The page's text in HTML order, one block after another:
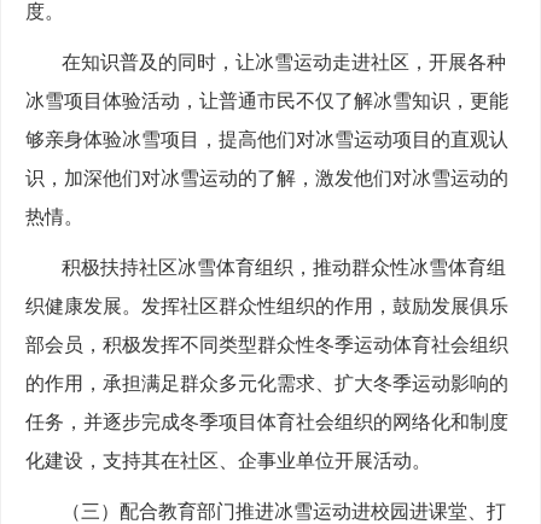
度。
在知识普及的同时，让冰雪运动走进社区，开展各种
冰雪项目体验活动，让普通市民不仅了解冰雪知识，更能
够亲身体验冰雪项目，提高他们对冰雪运动项目的直观认
识，加深他们对冰雪运动的了解，激发他们对冰雪运动的
热情。
积极扶持社区冰雪体育组织，推动群众性冰雪体育组
织健康发展。发挥社区群众性组织的作用，鼓励发展俱乐
部会员，积极发挥不同类型群众性冬季运动体育社会组织
的作用，承担满足群众多元化需求、扩大冬季运动影响的
任务，并逐步完成冬季项目体育社会组织的网络化和制度
化建设，支持其在社区、企事业单位开展活动。
（三）配合教育部门推进冰雪运动进校园进课堂、打